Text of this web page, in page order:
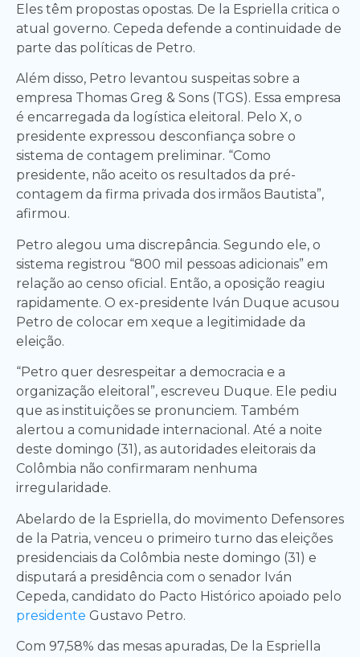
Eles têm propostas opostas. De la Espriella critica o
atual governo. Cepeda defende a continuidade de
parte das políticas de Petro.
Além disso, Petro levantou suspeitas sobre a
empresa Thomas Greg & Sons (TGS). Essa empresa
é encarregada da logística eleitoral. Pelo X, o
presidente expressou desconfiança sobre o
sistema de contagem preliminar. “Como
presidente, não aceito os resultados da pré-
contagem da firma privada dos irmãos Bautista”,
afirmou.
Petro alegou uma discrepância. Segundo ele, o
sistema registrou “800 mil pessoas adicionais” em
relação ao censo oficial. Então, a oposição reagiu
rapidamente. O ex-presidente Iván Duque acusou
Petro de colocar em xeque a legitimidade da
eleição.
“Petro quer desrespeitar a democracia e a
organização eleitoral”, escreveu Duque. Ele pediu
que as instituições se pronunciem. Também
alertou a comunidade internacional. Até a noite
deste domingo (31), as autoridades eleitorais da
Colômbia não confirmaram nenhuma
irregularidade.
Abelardo de la Espriella, do movimento Defensores
de la Patria, venceu o primeiro turno das eleições
presidenciais da Colômbia neste domingo (31) e
disputará a presidência com o senador Iván
Cepeda, candidato do Pacto Histórico apoiado pelo
presidente Gustavo Petro.
Com 97,58% das mesas apuradas, De la Espriella